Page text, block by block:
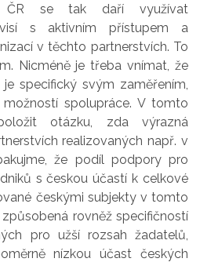
ČR se tak daří využívat
s aktivním přístupem a
v těchto partnerstvích. To
Nicméně je třeba vnímat, že
specifický svým zaměřením,
spolupráce. V tomto
otázku, zda výrazná
realizovaných např. v
že podíl podpory pro
s českou účastí k celkové
českými subjekty v tomto
rovněž specifičností
pro užší rozsah žadatelů,
nízkou účast českých